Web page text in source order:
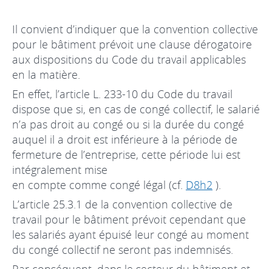
Il convient d’indiquer que la convention collective
pour le bâtiment prévoit une clause dérogatoire
aux dispositions du Code du travail applicables
en la matière.
En effet, l’article L. 233-10 du Code du travail
dispose que si, en cas de congé collectif, le salarié
n’a pas droit au congé ou si la durée du congé
auquel il a droit est inférieure à la période de
fermeture de l’entreprise, cette période lui est
intégralement mise
en compte comme congé légal (cf. D8h2 ).
L’article 25.3.1 de la convention collective de
travail pour le bâtiment prévoit cependant que
les salariés ayant épuisé leur congé au moment
du congé collectif ne seront pas indemnisés.